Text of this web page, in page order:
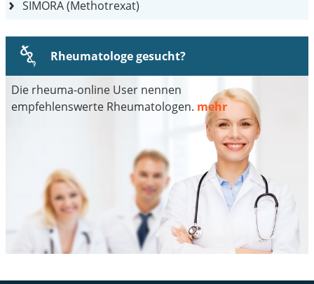
SIMORA (Methotrexat)
Rheumatologe gesucht?
Die rheuma-online User nennen
empfehlenswerte Rheumatologen. mehr